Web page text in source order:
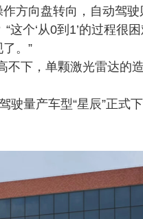
方向盘转向，自动驾
“这个‘从0到1’的过程很
。”
下，单颗激光雷达的造
量产车型“星辰”正式